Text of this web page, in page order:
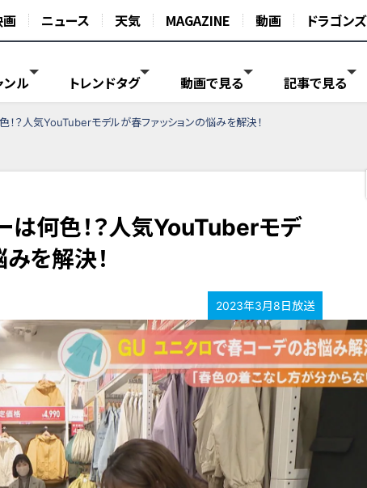
画 ニュース 天気 MAGAZINE 動画 ドラゴンズ
ンル トレンドタグ 動画で見る 記事で見る
？人気YouTuberモデルが春ファッションの悩みを解決！
は何色！？人気YouTuberモデ
を解決！
2023年3月8日放送